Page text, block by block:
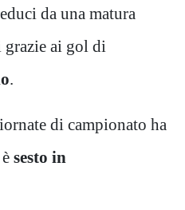
da una matura
ai gol di
.
di campionato ha
sesto in